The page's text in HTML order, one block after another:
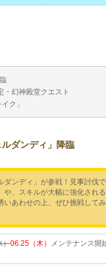
・幻神殿堂クエスト
ク」
ダンディ」降臨
ンディ」が参戦！見事討伐
や、スキルが大幅に強化される
あわせの上、ぜひ挑戦して
）06.25（木）
メンテナンス開